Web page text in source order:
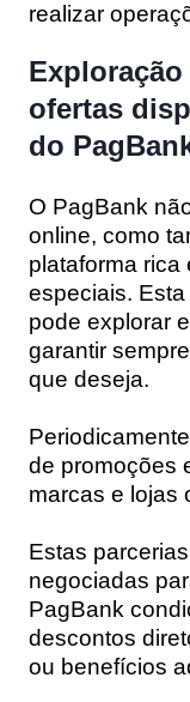
realizar
ofertas
do
O PagBank
online, como
plataforma rica
especiais.
pode explorar
garantir
que deseja.
de promoções
marcas e lojas
Estas
negociadas
PagBank
descontos
ou benefícios